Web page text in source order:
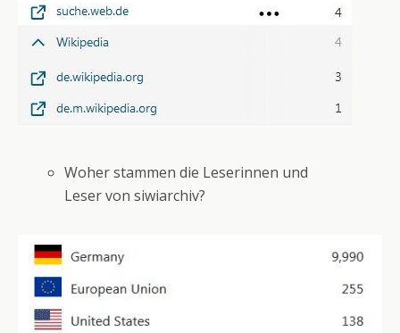
Woher stammen die Leserinnen und
Leser von siwiarchiv?